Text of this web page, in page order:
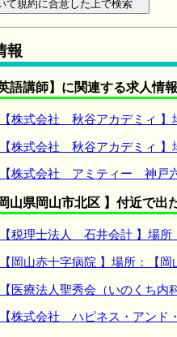
報
語講師】に関連する求人情報
株式会社 秋谷アカデミィ 】
株式会社 秋谷アカデミィ 】
株式会社 アミティー 神戸六
山県岡山市北区 】付近で出
税理士法人 石井会計 】場所
岡山赤十字病院 】場所：【
医療法人聖秀会（いのくち
株式会社 ハピネス・アンド